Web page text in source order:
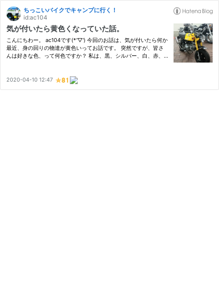
ちっこいバイクでキャンプに行く！
id:ac104
気が付いたら黄色くなっていた話。
こんにちわー。 ac104です(*'▽') 今回のお話は、気が付いたら何か
最近、身の回りの物達が黄色いってお話です。 突然ですが、皆さ
んは好きな色、って何色ですか？ 私は、黒、シルバー、白、赤、
の…
2020-04-10 12:47